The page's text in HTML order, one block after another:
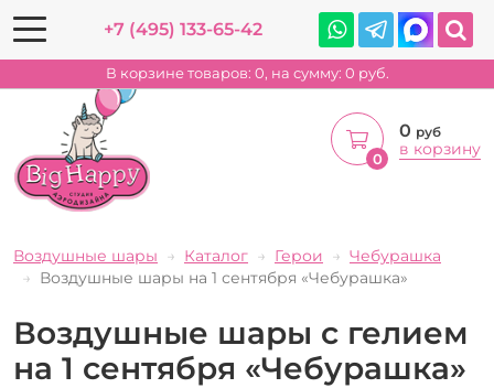
+7 (495) 133-65-42
В корзине товаров: 0, на сумму: 0 руб.
0
0 руб
в корзину
Воздушные шары Каталог Герои
Чебурашка
Воздушные шары на 1 сентября «Чебурашка»
Воздушные шары с гелием
на 1 сентября «Чебурашка»